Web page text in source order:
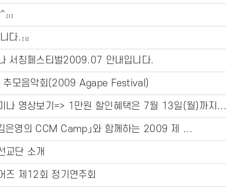
[1]
다. [1]
서칭페스티벌2009.07 안내입니다.
추모음악회(2009 Agape Festival)
나 영상보기=> 1만원 할인혜택은 7월 13일(월)까지...
은영의 CCM Camp」와 함께하는 2009 제 ...
교단 소개
즈 제12회 정기연주회